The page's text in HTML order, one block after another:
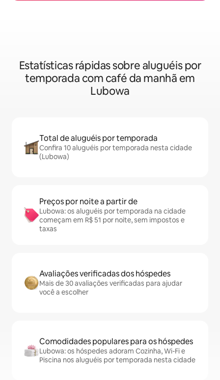
Estatísticas rápidas sobre aluguéis por
temporada com café da manhã em
Lubowa
Total de aluguéis por temporada
Confira 10 aluguéis por temporada nesta cidade
(Lubowa)
Preços por noite a partir de
Lubowa: os aluguéis por temporada na cidade
começam em R$ 51 por noite, sem impostos e
taxas
Avaliações verificadas dos hóspedes
Mais de 30 avaliações verificadas para ajudar
você a escolher
Comodidades populares para os hóspedes
Lubowa: os hóspedes adoram Cozinha, Wi-Fi e
Piscina nos aluguéis por temporada nesta cidade